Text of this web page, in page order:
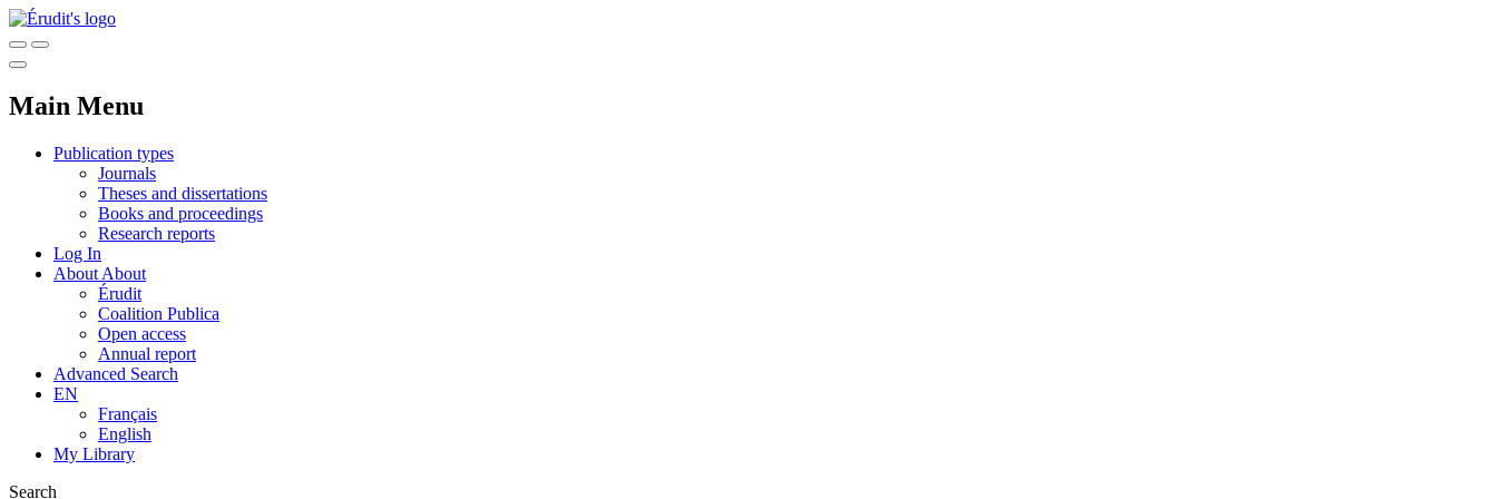
Main Menu
Publication types
Journals
Theses and dissertations
Books and proceedings
Research reports
Log In
About About
Érudit
Coalition Publica
Open access
Annual report
Advanced Search
EN
Français
English
My Library
Search